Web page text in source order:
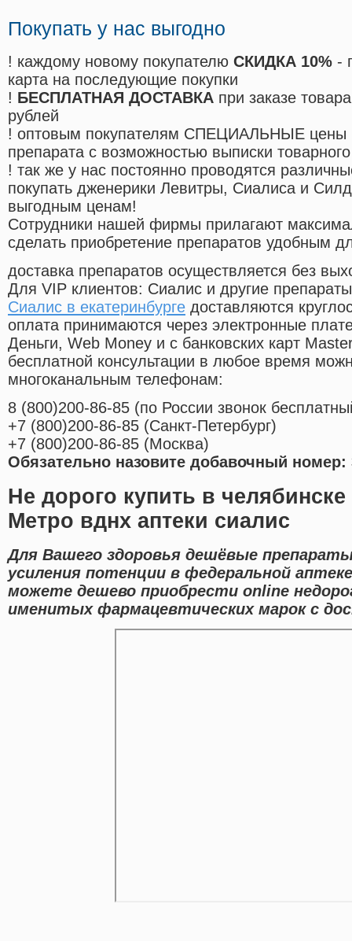
Покупать у нас выгодно
! каждому новому покупателю СКИДКА 10% -
карта на последующие покупки
! БЕСПЛАТНАЯ ДОСТАВКА при заказе
рублей
! оптовым покупателям СПЕЦИАЛЬНЫЕ цены
препарата с возможностью выписки
! так же у нас постоянно проводятся
покупать дженерики Левитры, Сиалиса и
выгодным ценам!
Cотрудники нашей фирмы прилагают
сделать приобретение препаратов удобным
доставка препаратов осуществляется без
Для VIP клиентов: Сиалис и другие
Сиалис в екатеринбурге доставляются
оплата принимаются через электронные
Деньги, Web Money и с банковских карт
бесплатной консультации в любое время
многоканальным телефонам:
8 (800)200-86-85 (по России звонок
+7 (800)200-86-85 (Санкт-Петербург)
+7 (800)200-86-85 (Москва)
Обязательно назовите добавочный номер:
Не дорого купить в челябинске
Метро вднх аптеки сиалис
Для Вашего здоровья дешёвые
усиления потенции в федеральной
можете дешево приобрести online
именитых фармацевтических марок с